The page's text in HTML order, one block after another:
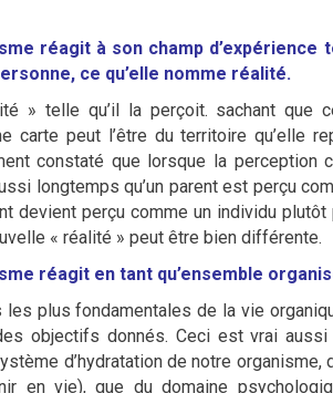
réagit à son champ
ce qu’elle nomme réalité.
» telle qu’il la perçoit. sachant que
carte peut l’être du territoire qu’elle
constaté que lorsque la perception
longtemps qu’un parent est perçu
devient perçu comme un individu
« réalité » peut être bien différente.
réagit en tant qu’ensemble
les plus fondamentales de la vie
objectifs donnés. Ceci est vrai
d’hydratation de notre organisme,
en vie), que du domaine